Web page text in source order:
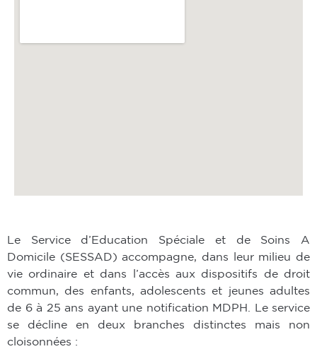
Le Service d’Education Spéciale et de Soins A
Domicile (SESSAD) accompagne, dans leur milieu de
vie ordinaire et dans l’accès aux dispositifs de droit
commun, des enfants, adolescents et jeunes adultes
de 6 à 25 ans ayant une notification MDPH. Le service
se décline en deux branches distinctes mais non
cloisonnées :